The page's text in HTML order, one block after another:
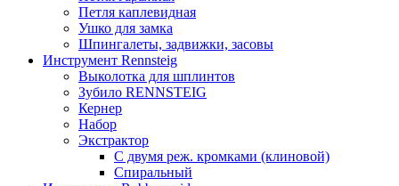
Петля каплевидная
Ушко для замка
Шпингалеты, задвижки, засовы
Инструмент Rennsteig
Выколотка для шплинтов
Зубило RENNSTEIG
Кернер
Набор
Экстрактор
С двумя реж. кромками (клиновой)
Спиральный